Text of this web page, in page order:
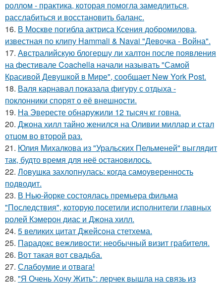
роллом - практика, которая помогла замедлиться,
расслабиться и восстановить баланс.
16. В Москве погибла актриса Ксения добромилова,
известная по клипу Hammali & Navai "Девочка - Война".
17. Австралийскую блогершу ли халтон после появления
на фестивале Coachella начали называть "Самой
Красивой Девушкой в Мире", сообщает New York Post.
18. Валя карнавал показала фигуру с отдыха -
поклонники спорят о её внешности.
19. На Эвересте обнаружили 12 тысяч кг говна.
20. Джона хилл тайно женился на Оливии миллар и стал
отцом во второй раз.
21. Юлия Михалкова из "Уральских Пельменей" выглядит
так, будто время для неё остановилось.
22. Ловушка захлопнулась: когда самоуверенность
подводит.
23. В Нью-йорке состоялась премьера фильма
"Последствия", которую посетили исполнители главных
ролей Кэмерон диас и Джона хилл.
24. 5 великих цитат Джейсoна стетхема.
25. Парадокс вежливости: необычный визит грабителя.
26. Вот такая вот свадьба.
27. Слабоумие и отвага!
28. "Я Очень Хочу Жить": лерчек вышла на связь из